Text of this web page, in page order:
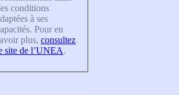
conditions
à ses
Pour en
plus, consultez
site de l’UNEA.